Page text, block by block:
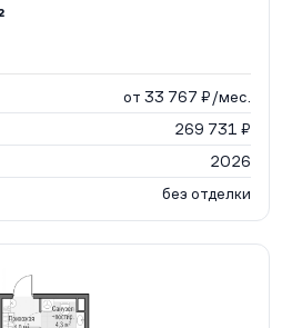
от 33 767 ₽/мес.
269 731 ₽
2026
без отделки